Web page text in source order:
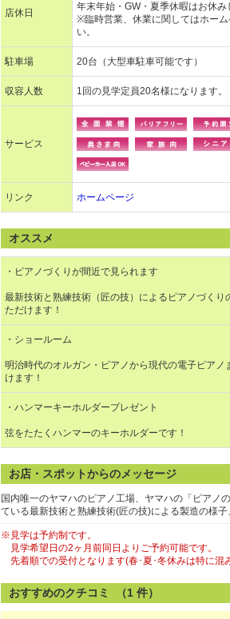
店休日
年末年始・GW・夏季休暇はお休み
※臨時営業、休業に関してはホー
い。
駐車場 20台（大型車駐車可能です）
収容人数 1回の見学定員20名様になります。
サービス
リンク ホームページ
オススメ
・ピアノづくりが間近で見られます
最新技術と熟練技術（匠の技）によるピアノづくり
ただけます！
・ショールーム
明治時代のオルガン・ピアノから現代の電子ピアノ
けます！
・ハンマーキーホルダープレゼント
弦をたたくハンマーのキーホルダーです！
お店・スポットからのメッセージ
国内唯一のヤマハのピアノ工場、ヤマハの「ピアノ
ている最新技術と熟練技術(匠の技)による製造の様子
※見学は予約制です。
見学希望日の2ヶ月前同日よりご予約可能です。
先着順での受付となります(春･夏･冬休みは特に混
おすすめのクチコミ （1 件）